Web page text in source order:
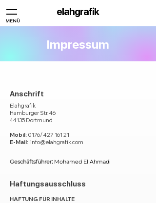
MENÜ
elahgrafik
Impressum
Anschrift
Elahgrafik
Hamburger Str. 46
44135 Dortmund
Mobil: 0176/427 161 21
E-Mail: info@elahgrafik.com
Geschäftsführer: Mohamed El Ahmadi
Haftungsausschluss
HAFTUNG FÜR INHALTE